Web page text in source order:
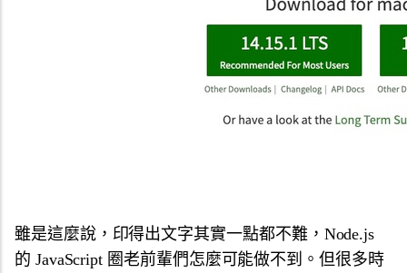
雖是這麼說，印得出文字其實一點都不難，Node.js
的 JavaScript 圈老前輩們怎麼可能做不到。但很多時